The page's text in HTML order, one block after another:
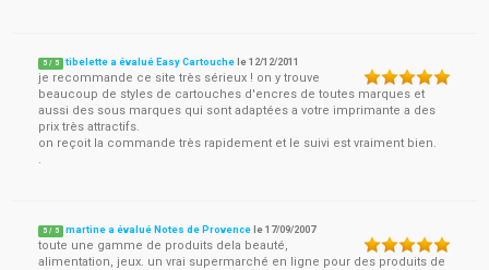
5 / 5 tibelette a évalué Easy Cartouche le12/12/2011
je recommande ce site très sérieux ! on y trouve
beaucoup de styles de cartouches d'encres de toutes marques et
aussi des sous marques qui sont adaptées a votre imprimante a des
prix très attractifs.
on reçoit la commande très rapidement et le suivi est vraiment bien.
.
5 / 5 martine a évalué Notes de Provence le17/09/2007
toute une gamme de produits dela beauté,
alimentation, jeux. un vrai supermarché en ligne pour des produits de